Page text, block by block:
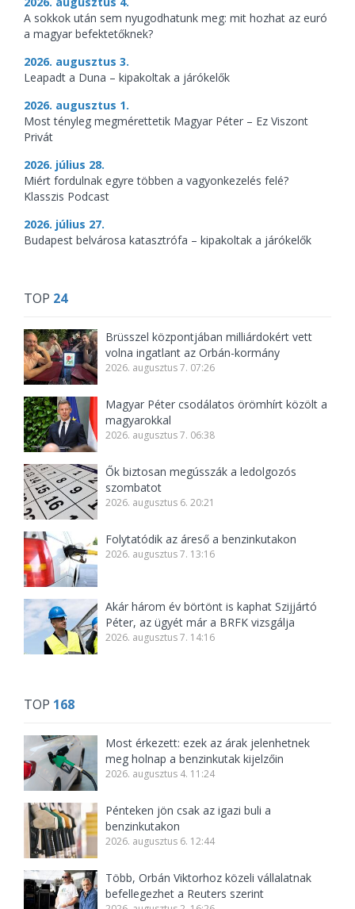
A sokkok után sem nyugodhatunk meg: mit hozhat az euró
a magyar befektetőknek?
2026. augusztus 3.
Leapadt a Duna – kipakoltak a járókelők
2026. augusztus 1.
Most tényleg megmérettetik Magyar Péter – Ez Viszont
Privát
2026. július 28.
Miért fordulnak egyre többen a vagyonkezelés felé?
Klasszis Podcast
2026. július 27.
Budapest belvárosa katasztrófa – kipakoltak a járókelők
TOP 24
Brüsszel központjában milliárdokért vett
volna ingatlant az Orbán-kormány
2026. augusztus 7. 07:26
Magyar Péter csodálatos örömhírt közölt a
magyarokkal
2026. augusztus 7. 06:38
Ők biztosan megússzák a ledolgozós
szombatot
2026. augusztus 6. 20:21
Folytatódik az áreső a benzinkutakon
2026. augusztus 7. 13:16
Akár három év börtönt is kaphat Szijjártó
Péter, az ügyét már a BRFK vizsgálja
2026. augusztus 7. 14:16
TOP 168
Most érkezett: ezek az árak jelenhetnek
meg holnap a benzinkutak kijelzőin
2026. augusztus 4. 11:24
Pénteken jön csak az igazi buli a
benzinkutakon
2026. augusztus 6. 12:44
Több, Orbán Viktorhoz közeli vállalatnak
befellegezhet a Reuters szerint